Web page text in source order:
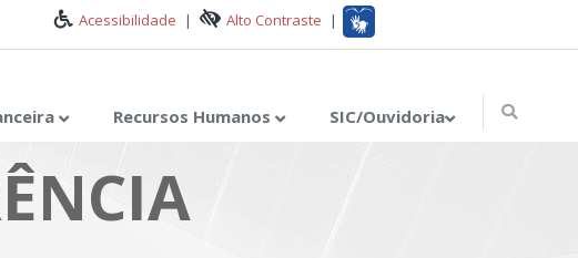
Acessibilidade | Alto Contraste |
Recursos Humanos SIC/Ouvidoria